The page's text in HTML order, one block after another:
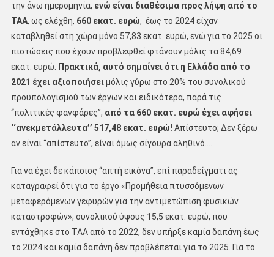
την άνω ημερομηνία, ενώ είναι διαθέσιμα προς λήψη από το
ΤΑΑ, ως ελέχθη, 660 εκατ. ευρώ, έως το 2024 είχαν
καταβληθεί στη χώρα μόνο 57,83 εκατ. ευρώ, ενώ για το 2025 οι
πιστώσεις που έχουν προβλεφθεί φτάνουν μόλις τα 84,69
εκατ. ευρώ.
Πρακτικά, αυτό σημαίνει ότι η Ελλάδα από το
2021 έχει αξιοποιήσειμόλις γύρω στο 20% του συνολικού
προϋπολογισμού των έργων και ειδικότερα, παρά τις
‘‘πολιτικές φανφάρες’’, από τα 660 εκατ. ευρώ έχει αφήσει
‘‘ανεκμετάλλευτα’’ 517,48 εκατ. ευρώ! Απίστευτο; Δεν ξέρω
αν είναι ‘‘απίστευτο’’, είναι όμως σίγουρα αληθινό….
Για να έχει δε κάποιος ‘‘απτή εικόνα’’, επί παραδείγματι ας
καταγραφεί ότι για το έργο «Προμήθεια πτυσσόμενων
μεταφερόμενων γεφυρών για την αντιμετώπιση φυσικών
καταστροφών», συνολικού ύψους 15,5 εκατ. ευρώ, που
εντάχθηκε στο ΤΑΑ από το 2022, δεν υπήρξε καμία δαπάνη έως
το 2024 και καμία δαπάνη δεν προβλέπεται για το 2025. Για το